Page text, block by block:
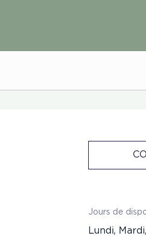
Jours de
Lundi,